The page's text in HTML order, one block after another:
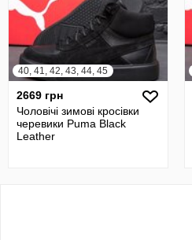
40, 41, 42, 43, 44, 45
2669 грн
Чоловічі зимові кросівки
черевики Puma Black
Leather